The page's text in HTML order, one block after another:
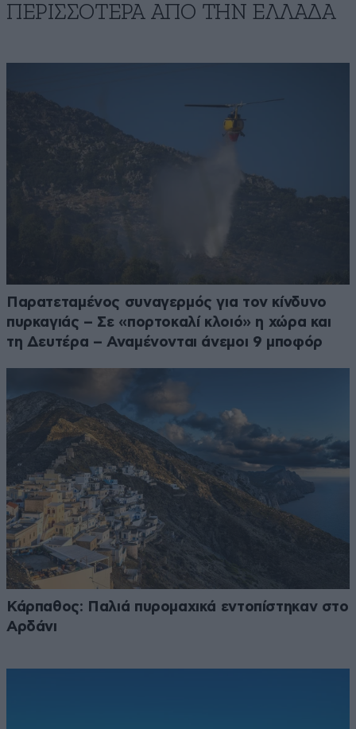
ΠΕΡΙΣΣΟΤΕΡΑ ΑΠΟ ΤΗΝ ΕΛΛΑΔΑ
Παρατεταμένος συναγερμός για τον κίνδυνο
πυρκαγιάς – Σε «πορτοκαλί κλοιό» η χώρα και
τη Δευτέρα – Αναμένονται άνεμοι 9 μποφόρ
Κάρπαθος: Παλιά πυρομαχικά εντοπίστηκαν στο
Αρδάνι